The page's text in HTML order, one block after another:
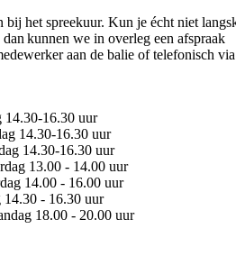
bij het spreekuur. Kun je écht niet
kunnen we in overleg een afspraak
aan de balie of telefonisch
14.30-16.30 uur
14.30-16.30 uur
14.30-16.30 uur
13.00 - 14.00 uur
14.00 - 16.00 uur
14.30 - 16.30 uur
18.00 - 20.00 uur